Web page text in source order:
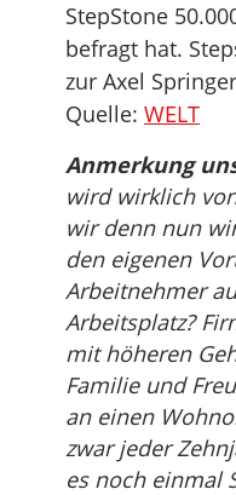
StepStone
befragt hat.
zur Axel Springer
Quelle: WELT
Anmerkung
wird wirklich
wir denn nun
den eigenen
Arbeitnehmer
Arbeitsplatz?
mit höheren
Familie und
an einen
zwar jeder
es noch einmal